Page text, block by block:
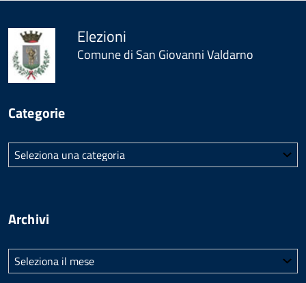
Elezioni
Comune di San Giovanni Valdarno
Categorie
Categorie
Archivi
Archivi